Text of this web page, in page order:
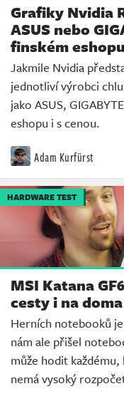
Grafiky Nvidia
ASUS nebo
finském
Jakmile Nvidia
jednotliví výrobci
jako ASUS,
eshopu i s cenou.
Adam Kurfürst
HARDWARE TEST
MSI Katana
cesty i na doma
Herních notebooků
nám ale přišel
může hodit
nemá vysoký